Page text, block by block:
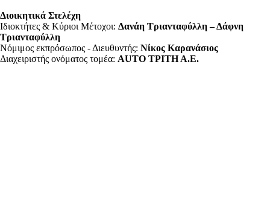
Διοικητικά Στελέχη
Ιδιοκτήτες & Κύριοι Μέτοχοι: Δανάη Τριανταφύλλη – Δάφνη
Τριανταφύλλη
Νόμιμος εκπρόσωπος - Διευθυντής: Νίκος Καρανάσιος
Διαχειριστής ονόματος τομέα: ΑUTO ΤΡΙΤΗ Α.Ε.